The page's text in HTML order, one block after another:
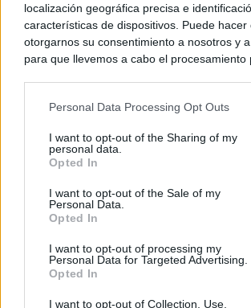
localización geográfica precisa e
características de dispositivos. Puede hacer
otorgarnos su consentimiento a nosotros y
para que llevemos a cabo el procesamiento
negar su consentimiento. Tenga en cuenta
de su consentimiento, pero usted tiene el
rechazar tal procesamiento. Sus
cualquier momento entrando de nuevo en
visitando nuestra política de privacidad.
Personal Data Processing Opt Outs
I want to opt-out of the Sharing of my
personal data.
Opted In
I want to opt-out of the Sale of my
Personal Data.
Opted In
I want to opt-out of processing my
Personal Data for Targeted Advertising.
Opted In
I want to opt-out of Collection, Use,